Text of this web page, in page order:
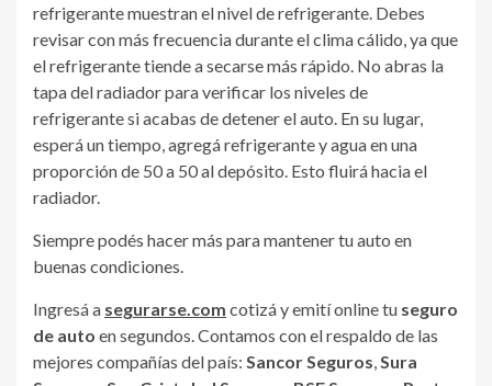
refrigerante muestran el nivel de refrigerante. Debes
revisar con más frecuencia durante el clima cálido, ya que
el refrigerante tiende a secarse más rápido. No abras la
tapa del radiador para verificar los niveles de
refrigerante si acabas de detener el auto. En su lugar,
esperá un tiempo, agregá refrigerante y agua en una
proporción de 50 a 50 al depósito. Esto fluirá hacia el
radiador.
Siempre podés hacer más para mantener tu auto en
buenas condiciones.
Ingresá a segurarse.com cotizá y emití online tu seguro
de auto en segundos. Contamos con el respaldo de las
mejores compañías del país: Sancor Seguros Sura